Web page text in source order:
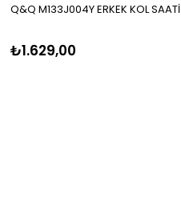
Q&Q M133J004Y ERKEK KOL SAATİ
₺1.629,00